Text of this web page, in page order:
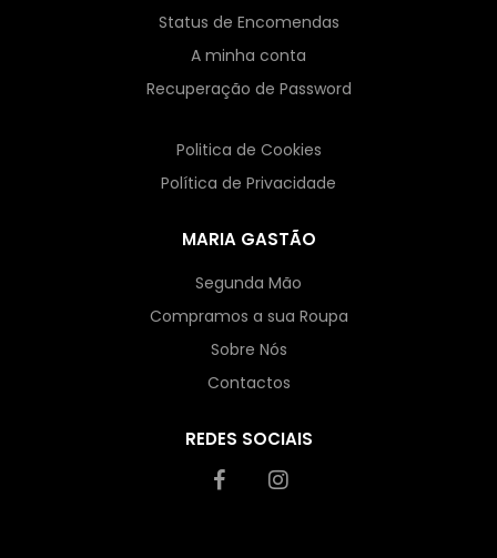
Status de Encomendas
A minha conta
Recuperação de Password
Politica de Cookies
Política de Privacidade
MARIA GASTÃO
Segunda Mão
Compramos a sua Roupa
Sobre Nós
Contactos
REDES SOCIAIS